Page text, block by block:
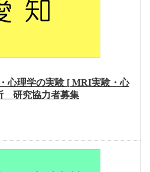
心理学の実験 [ MRI実験・心
研究協力者募集